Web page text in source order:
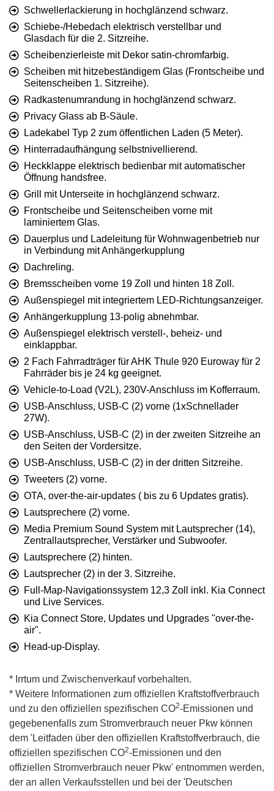
Schwellerlackierung in hochglänzend schwarz.
Schiebe-/Hebedach elektrisch verstellbar und
Glasdach für die 2. Sitzreihe.
Scheibenzierleiste mit Dekor satin-chromfarbig.
Scheiben mit hitzebeständigem Glas (Frontscheibe und
Seitenscheiben 1. Sitzreihe).
Radkastenumrandung in hochglänzend schwarz.
Privacy Glass ab B-Säule.
Ladekabel Typ 2 zum öffentlichen Laden (5 Meter).
Hinterradaufhängung selbstnivellierend.
Heckklappe elektrisch bedienbar mit automatischer
Öffnung handsfree.
Grill mit Unterseite in hochglänzend schwarz.
Frontscheibe und Seitenscheiben vorne mit
laminiertem Glas.
Dauerplus und Ladeleitung für Wohnwagenbetrieb nur
in Verbindung mit Anhängerkupplung
Dachreling.
Bremsscheiben vorne 19 Zoll und hinten 18 Zoll.
Außenspiegel mit integriertem LED-Richtungsanzeiger.
Anhängerkupplung 13-polig abnehmbar.
Außenspiegel elektrisch verstell-, beheiz- und
einklappbar.
2 Fach Fahrradträger für AHK Thule 920 Euroway für 2
Fahrräder bis je 24 kg geeignet.
Vehicle-to-Load (V2L), 230V-Anschluss im Kofferraum.
USB-Anschluss, USB-C (2) vorne (1xSchnellader
27W).
USB-Anschluss, USB-C (2) in der zweiten Sitzreihe an
den Seiten der Vordersitze.
USB-Anschluss, USB-C (2) in der dritten Sitzreihe.
Tweeters (2) vorne.
OTA, over-the-air-updates ( bis zu 6 Updates gratis).
Lautsprechere (2) vorne.
Media Premium Sound System mit Lautsprecher (14),
Zentrallautsprecher, Verstärker und Subwoofer.
Lautsprechere (2) hinten.
Lautsprecher (2) in der 3. Sitzreihe.
Full-Map-Navigationssystem 12,3 Zoll inkl. Kia Connect
und Live Services.
Kia Connect Store, Updates und Upgrades "over-the-
air".
Head-up-Display.
* Irrtum und Zwischenverkauf vorbehalten.
* Weitere Informationen zum offiziellen Kraftstoffverbrauch
und zu den offiziellen spezifischen CO2-Emissionen und
gegebenenfalls zum Stromverbrauch neuer Pkw können
dem 'Leitfaden über den offiziellen Kraftstoffverbrauch, die
offiziellen spezifischen CO2-Emissionen und den
offiziellen Stromverbrauch neuer Pkw' entnommen werden,
der an allen Verkaufsstellen und bei der 'Deutschen